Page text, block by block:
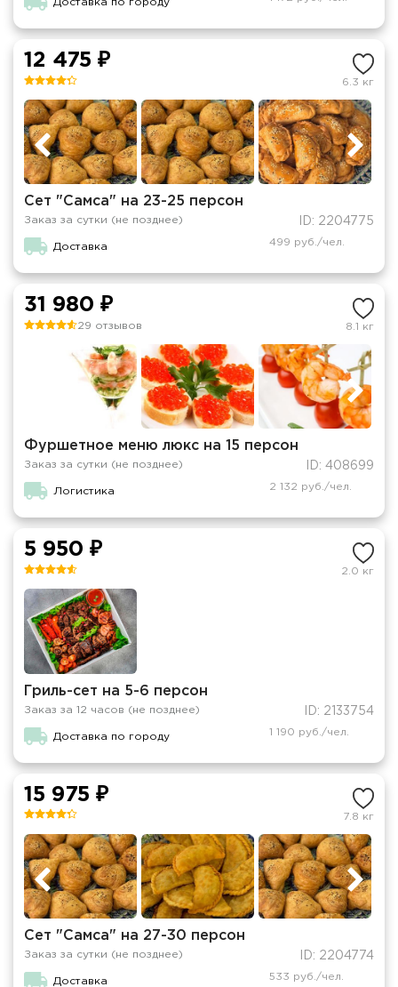
Доставка по городу
12 475 ₽
6.3 кг
Сет "Самса" на 23-25 персон
Заказ за сутки (не позднее) ID: 2204775
Доставка 499 руб./чел.
31 980 ₽
29 отзывов 8.1 кг
Фуршетное меню люкс на 15 персон
Заказ за сутки (не позднее) ID: 408699
Логистика 2 132 руб./чел.
5 950 ₽
2.0 кг
Гриль-сет на 5-6 персон
Заказ за 12 часов (не позднее) ID: 2133754
Доставка по городу 1 190 руб./чел.
15 975 ₽
7.8 кг
Сет "Самса" на 27-30 персон
Заказ за сутки (не позднее) ID: 2204774
Доставка 533 руб./чел.